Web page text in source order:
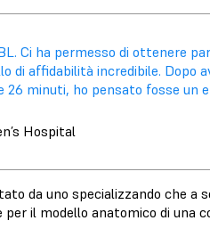
Ci ha permesso di ottenere
di affidabilità incredibile. Dopo
minuti, ho pensato fosse un
Hospital
da uno specializzando che a
il modello anatomico di una